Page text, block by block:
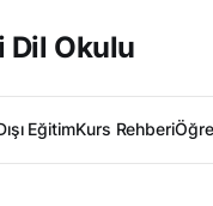
Dil Okulu
EğitimKurs Rehberi